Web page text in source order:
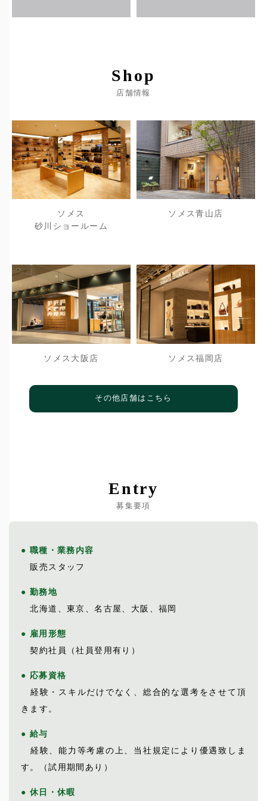
Shop
店舗情報
ソメス
砂川ショールーム
ソメス青山店
ソメス大阪店 ソメス福岡店
その他店舗はこちら
Entry
募集要項
● 職種・業務内容
販売スタッフ
● 勤務地
北海道、東京、名古屋、大阪、福岡
● 雇用形態
契約社員（社員登用有り）
● 応募資格
経験・スキルだけでなく、総合的な選考をさせて頂
きます。
● 給与
経験、能力等考慮の上、当社規定により優遇致しま
す。（試用期間あり）
● 休日・休暇